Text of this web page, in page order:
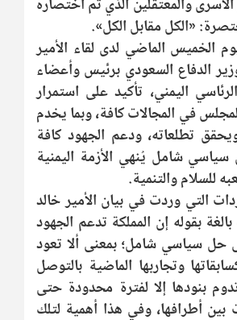
والمعتقلين الذي تم اختصاره
«الكل مقابل الكل».
الخميس الماضي لدى لقاء الأمير
الدفاع السعودي برئيس وأعضاء
اليمني، تأكيد على استمرار
في المجالات كافة، وبما يخدم
تطلعاته، ودعم الجهود كافة
شامل يُنهي الأزمة اليمنية
للسلام والتنمية.
التي وردت في بيان الأمير خالد
بقوله إن المملكة تدعم الجهود
حل سياسي شامل؛ بمعنى ألا تعود
وتجاربها الماضية بالتوصل
بنودها إلا لفترة محدودة حتى
بين أطرافها، وفي هذا أهمية لتلك